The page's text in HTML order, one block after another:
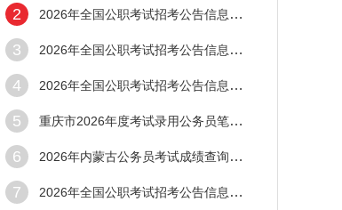
2 2026年全国公职考试招考公告信息汇总（4月2
3 2026年全国公职考试招考公告信息汇总（4月1
4 2026年全国公职考试招考公告信息汇总（4月1
5 重庆市2026年度考试录用公务员笔试成绩合格
6 2026年内蒙古公务员考试成绩查询入口已开通
7 2026年全国公职考试招考公告信息汇总（4月1